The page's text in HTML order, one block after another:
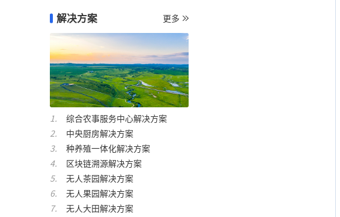
解决方案 更多
综合农事服务中心解决方案
中央厨房解决方案
种养殖一体化解决方案
区块链溯源解决方案
无人茶园解决方案
无人果园解决方案
无人大田解决方案